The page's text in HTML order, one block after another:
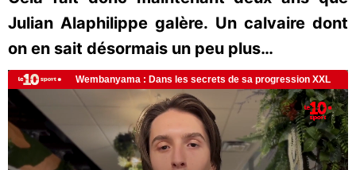
Julian Alaphilippe galère. Un calvaire dont
on en sait désormais un peu plus…